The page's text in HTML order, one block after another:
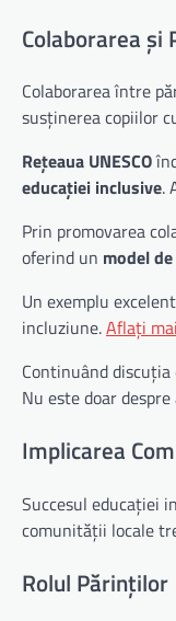
Colaborarea
Colaborarea între
susținerea copiilor
Rețeaua UNESCO
educației inclusive.
Prin promovarea
oferind un model
Un exemplu
incluziune.Aflați
Continuând
Nu este doar
Implicarea
Succesul educației
comunității locale
Rolul Părinților